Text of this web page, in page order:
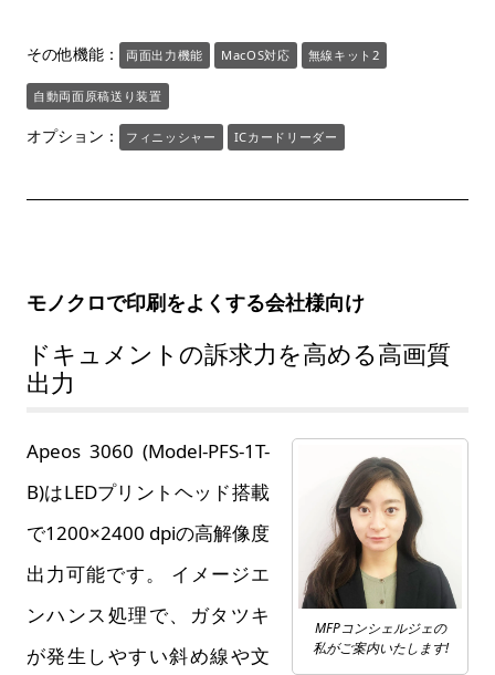
その他機能： 両面出力機能 MacOS対応 無線キット2
自動両面原稿送り装置
オプション： フィニッシャー ICカードリーダー
モノクロで印刷をよくする会社様向け
ドキュメントの訴求力を高める高画質
出力
MFPコンシェルジェの
私がご案内いたします!
Apeos 3060 (Model-PFS-1T-
B)はLEDプリントヘッド搭載
で1200×2400 dpiの高解像度
出力可能です。 イメージエ
ンハンス処理で、ガタツキ
が発生しやすい斜め線や文